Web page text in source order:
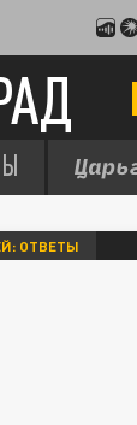
ОТВЕТЫ